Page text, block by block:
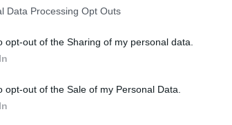
Data Processing Opt Outs
opt-out of the Sharing of my personal data.
opt-out of the Sale of my Personal Data.
la mejora de servicios esenciales
y responden, en su mayoría, a
electoral del actual equipo de